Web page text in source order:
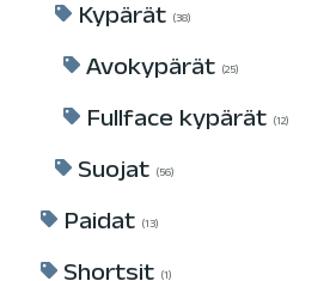
Kypärät 38
Avokypärät 25
Fullface kypärät 12
Suojat 56
Paidat 13
1